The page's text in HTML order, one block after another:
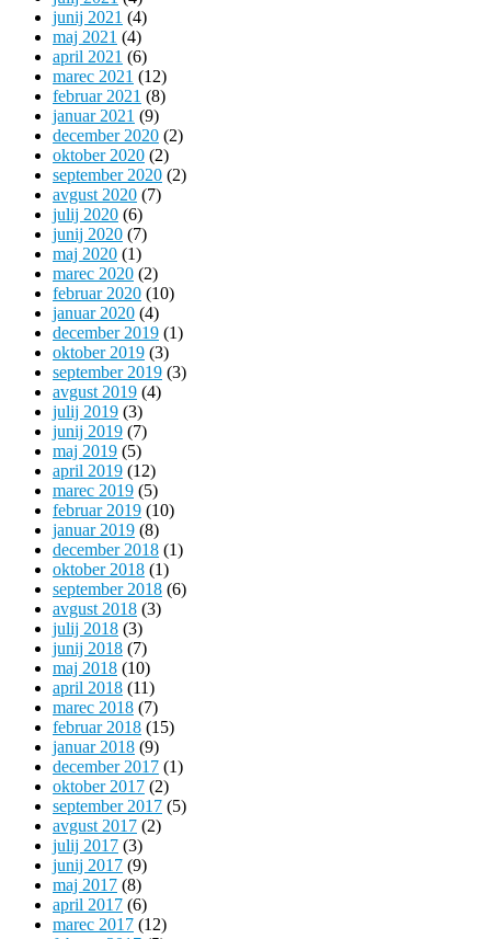
junij 2021 (4)
maj 2021 (4)
april 2021 (6)
marec 2021 (12)
februar 2021 (8)
januar 2021 (9)
december 2020 (2)
oktober 2020 (2)
september 2020 (2)
avgust 2020 (7)
julij 2020 (6)
junij 2020 (7)
maj 2020 (1)
marec 2020 (2)
februar 2020 (10)
januar 2020 (4)
december 2019 (1)
oktober 2019 (3)
september 2019 (3)
avgust 2019 (4)
julij 2019 (3)
junij 2019 (7)
maj 2019 (5)
april 2019 (12)
marec 2019 (5)
februar 2019 (10)
januar 2019 (8)
december 2018 (1)
oktober 2018 (1)
september 2018 (6)
avgust 2018 (3)
julij 2018 (3)
junij 2018 (7)
maj 2018 (10)
april 2018 (11)
marec 2018 (7)
februar 2018 (15)
januar 2018 (9)
december 2017 (1)
oktober 2017 (2)
september 2017 (5)
avgust 2017 (2)
julij 2017 (3)
junij 2017 (9)
maj 2017 (8)
april 2017 (6)
marec 2017 (12)